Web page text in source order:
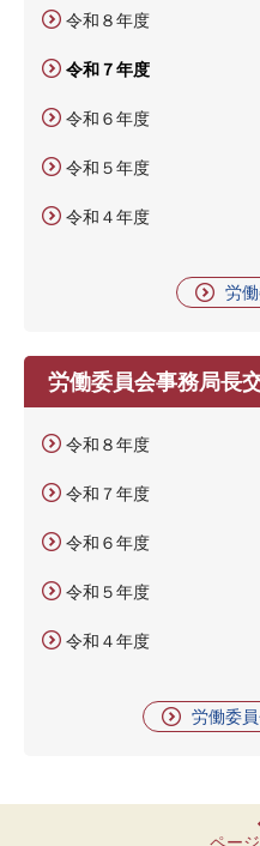
令和８年度
令和７年度
令和６年度
令和５年度
令和４年度
労
労働委員会事務局長
令和８年度
令和７年度
令和６年度
令和５年度
令和４年度
労働委